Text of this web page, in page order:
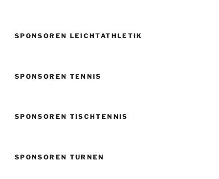
SPONSOREN LEICHTATHLETIK
SPONSOREN TENNIS
SPONSOREN TISCHTENNIS
SPONSOREN TURNEN